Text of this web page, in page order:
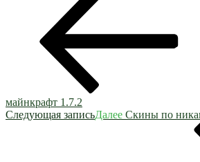
майнкрафт 1.7.2
Следующая записьДалее Скины по